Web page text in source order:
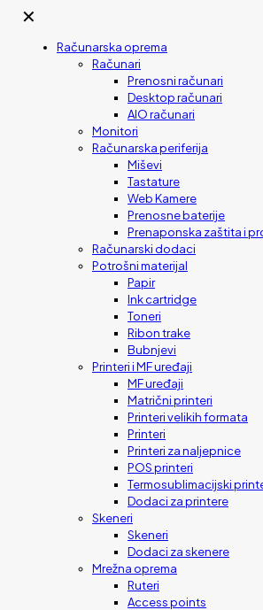
✕
Računarska oprema
Računari
Prenosni računari
Desktop računari
AIO računari
Monitori
Računarska periferija
Miševi
Tastature
Web Kamere
Prenosne baterije
Prenaponska zaštita i
Računarski dodaci
Potrošni materijal
Papir
Ink cartridge
Toneri
Ribon trake
Bubnjevi
Printeri i MF uređaji
MF uređaji
Matrični printeri
Printeri velikih formata
Printeri
Printeri za naljepnice
POS printeri
Termosublimacijski
Dodaci za printere
Skeneri
Skeneri
Dodaci za skenere
Mrežna oprema
Ruteri
Access points